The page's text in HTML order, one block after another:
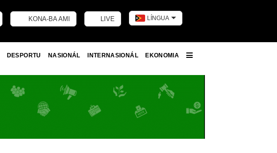
KONA-BA AMI LIVE LÍNGUA
DESPORTU NASIONÁL INTERNASIONÁL
EKONOMIA